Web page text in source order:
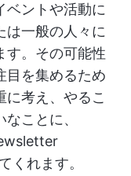
ベントや活動に
は一般の人々に
す。その可能性
目を集めるため
考え、やるこ
ことに、
くれます。